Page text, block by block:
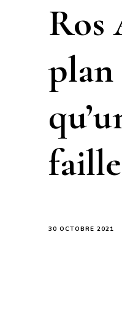
Ros
plan
30 OCTOBRE 2021